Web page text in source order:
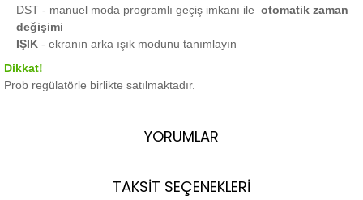
DST - manuel moda programlı geçiş imkanı ile otomatik zaman
değişimi
IŞIK - ekranın arka ışık modunu tanımlayın
Dikkat!
Prob regülatörle birlikte satılmaktadır.
YORUMLAR
TAKSİT SEÇENEKLERİ